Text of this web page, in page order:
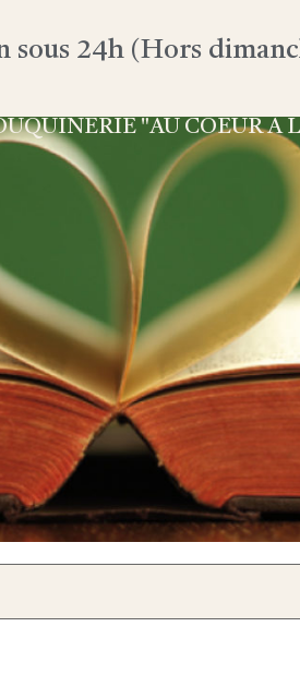
sous 24h (Hors
"AU COEUR À